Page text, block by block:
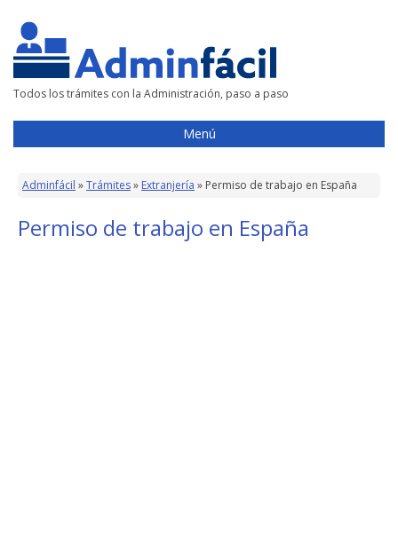
Todos los trámites con la Administración, paso a paso
Menú
Adminfácil »Trámites» Extranjería » Permiso de trabajo en España
Permiso de trabajo en España